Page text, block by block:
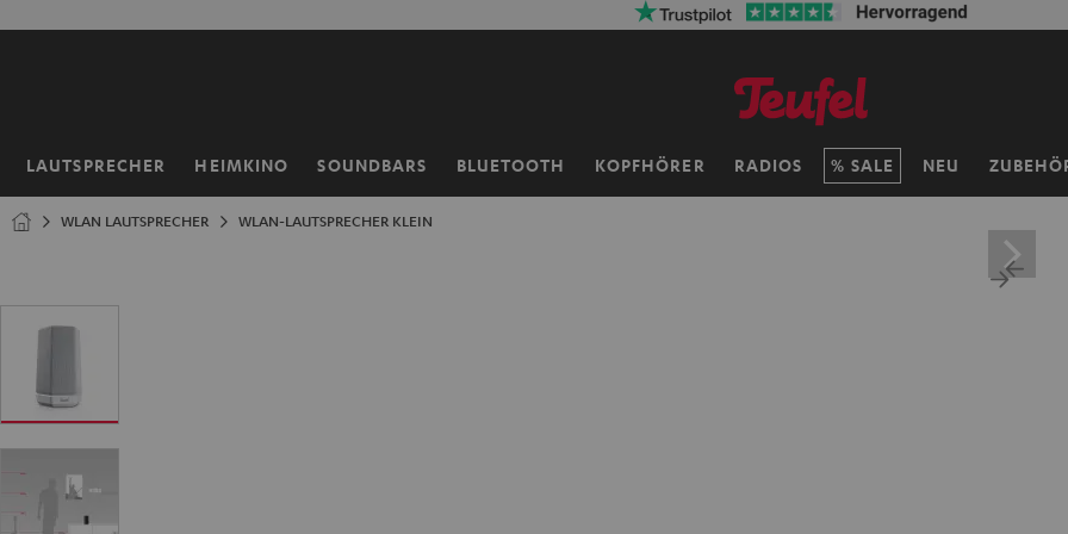
LAUTSPRECHER HEIMKINO SOUNDBARS BLUETOOTH KOPFHÖRER RADIOS SALE NEU
Startseite
WLAN LAUTSPRECHER WLAN-LAUTSPRECHER KLEIN